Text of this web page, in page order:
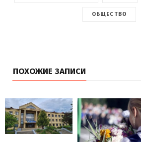
ОБЩЕСТВО
ПОХОЖИЕ ЗАПИСИ